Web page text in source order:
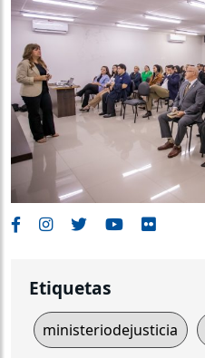
Etiquetas
ministeriodejusticia